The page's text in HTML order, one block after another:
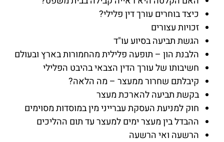
כיצד בוחרים עורך דין פלילי?
זכויות עצורים
הגשת תביעה בסיוע עו"ד
הלבנת הון – תופעה פלילית מהחמורות בארץ ובעולם
חשיבותו של עורך הדין הצבאי בהיבט הפלילי
קיבלתם שחרור ממעצר – מה הלאה?
בקשת תביעה להארכת מעצר
חוק למניעת העסקת עברייני מין במוסדות מסוימים
ההבדל בין מעצר ימים למעצר עד תום ההליכים
הרשעה ואי הרשעה